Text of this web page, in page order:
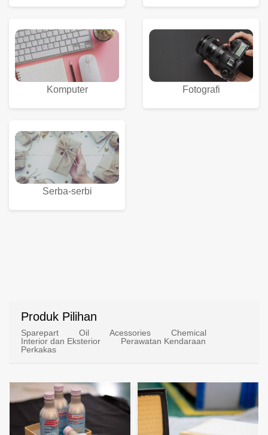
Komputer Fotografi
Serba-serbi
Produk Pilihan
Sparepart Oil Acessories
Chemical
Interior dan Eksterior
Perawatan Kendaraan
Perkakas